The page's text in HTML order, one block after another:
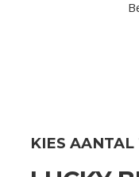
KIES AANTAL